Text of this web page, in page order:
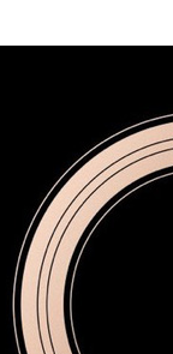
"Có rất nhiều việc
ngay từ bây giờ và
đang được tiến
đầu tư cho khoa
nghệ; ban hành
khuyến khích đổi
khởi nghiệp..."